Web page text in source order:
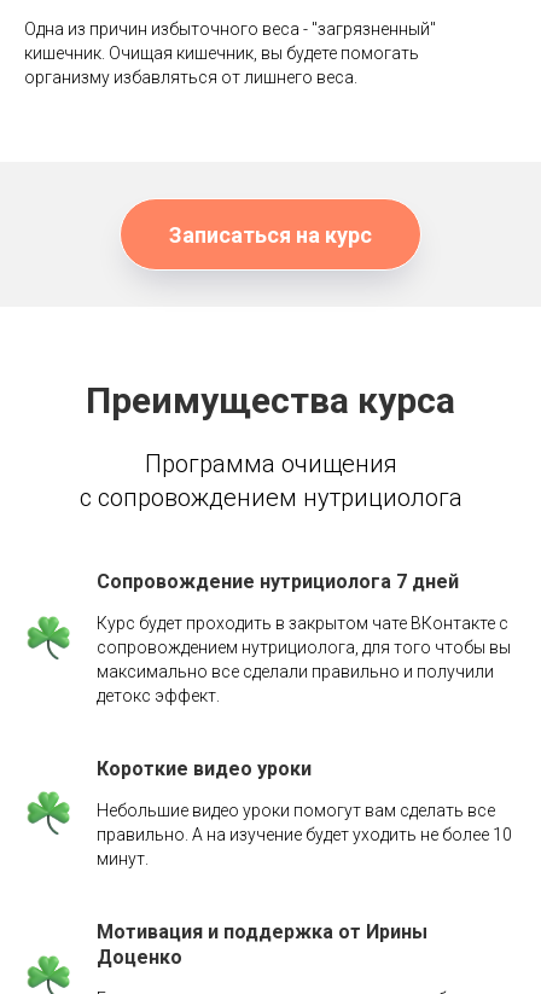
Одна из причин избыточного веса - "загрязненный"
кишечник. Очищая кишечник, вы будете помогать
организму избавляться от лишнего веса.
Записаться на курс
Преимущества курса
Программа очищения
с сопровождением нутрициолога
Сопровождение нутрициолога 7 дней
Курс будет проходить в закрытом чате ВКонтакте с
сопровождением нутрициолога, для того чтобы вы
максимально все сделали правильно и получили
детокс эффект.
Короткие видео уроки
Небольшие видео уроки помогут вам сделать все
правильно. А на изучение будет уходить не более 10
минут.
Мотивация и поддержка от Ирины
Доценко